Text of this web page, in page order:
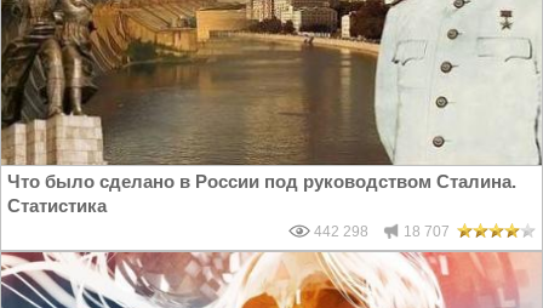
Что было сделано в России под руководством Сталина.
Статистика
442 298 18 707